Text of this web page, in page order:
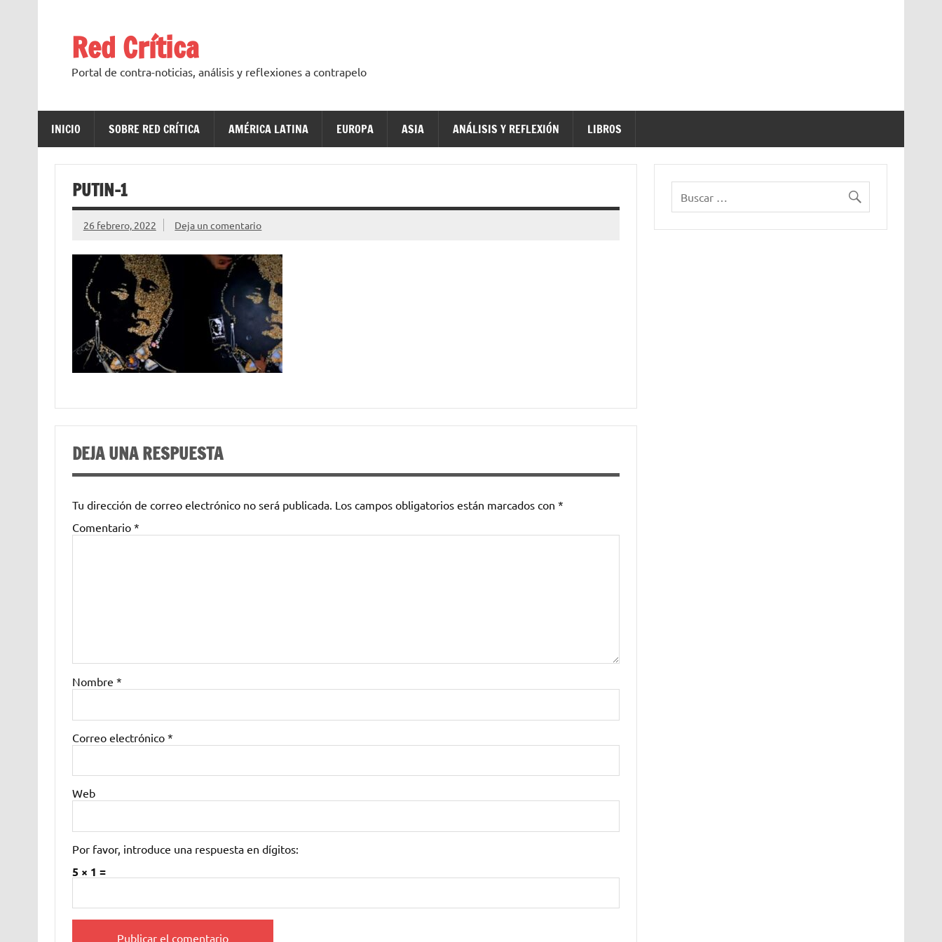
Red Crítica
Portal de contra-noticias, análisis y reflexiones a contrapelo
INICIO SOBRE RED CRÍTICA AMÉRICA LATINA EUROPA ASIA ANÁLISIS Y REFLEXIÓN LIBROS
PUTIN-1
26 febrero, 2022 Deja un comentario
DEJA UNA RESPUESTA
Tu dirección de correo electrónico no será publicada. Los campos obligatorios están marcados con *
Comentario *
Nombre *
Correo electrónico *
Web
Por favor, introduce una respuesta en dígitos:
5 × 1 =